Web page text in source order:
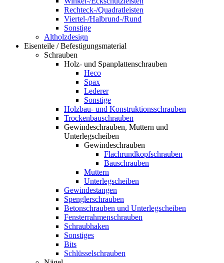
Rechteck-/Quadratleisten
Viertel-/Halbrund-/Rund
Sonstige
Altholzdesign
Eisenteile / Befestigungsmaterial
Schrauben
Holz- und Spanplattenschrauben
Heco
Spax
Lederer
Sonstige
Holzbau- und Konstruktionsschrauben
Trockenbauschrauben
Gewindeschrauben, Muttern und
Unterlegscheiben
Gewindeschrauben
Flachrundkopfschrauben
Bauschrauben
Muttern
Unterlegscheiben
Gewindestangen
Spenglerschrauben
Betonschrauben und Unterlegscheiben
Fensterrahmenschrauben
Schraubhaken
Sonstiges
Bits
Schlüsselschrauben